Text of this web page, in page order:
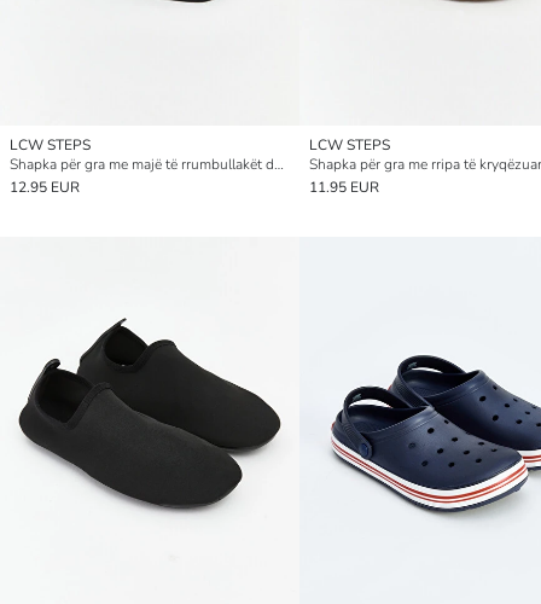
LCW STEPS
Shapka për gra me majë të rrumbullakët dhe një rrip
12.95 EUR
LCW STEPS
Shapka për gra me rripa të kryqëzuar
11.95 EUR